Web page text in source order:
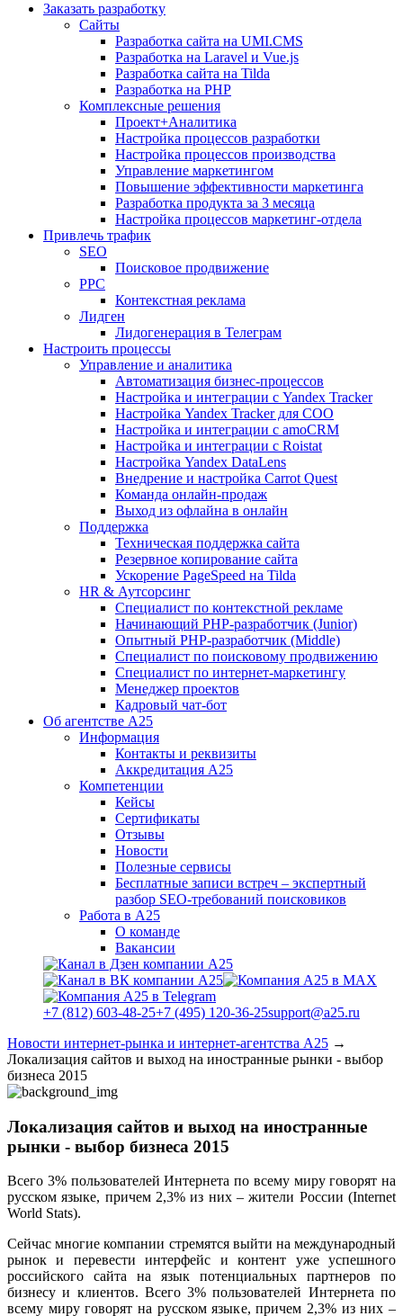
Заказать разработку
Сайты
Разработка сайта на UMI.CMS
Разработка на Laravel и Vue.js
Разработка сайта на Tilda
Разработка на PHP
Комплексные решения
Проект+Аналитика
Настройка процессов разработки
Настройка процессов производства
Управление маркетингом
Повышение эффективности маркетинга
Разработка продукта за 3 месяца
Настройка процессов маркетинг-отдела
Привлечь трафик
SEO
Поисковое продвижение
PPC
Контекстная реклама
Лидген
Лидогенерация в Телеграм
Настроить процессы
Управление и аналитика
Автоматизация бизнес-процессов
Настройка и интеграции с Yandex Tracker
Настройка Yandex Tracker для СОО
Настройка и интеграции с amoCRM
Настройка и интеграции с Roistat
Настройка Yandex DataLens
Внедрение и настройка Carrot Quest
Команда онлайн-продаж
Выход из офлайна в онлайн
Поддержка
Техническая поддержка сайта
Резервное копирование сайта
Ускорение PageSpeed на Tilda
HR & Аутсорсинг
Специалист по контекстной рекламе
Начинающий PHP-разработчик (Junior)
Опытный PHP-разработчик (Middle)
Специалист по поисковому продвижению
Специалист по интернет-маркетингу
Менеджер проектов
Кадровый чат-бот
Об агентстве А25
Информация
Контакты и реквизиты
Аккредитация А25
Компетенции
Кейсы
Сертификаты
Отзывы
Новости
Полезные сервисы
Бесплатные записи встреч – экспертный
разбор SEO-требований поисковиков
Работа в А25
О команде
Вакансии
+7 (812) 603-48-25+7 (495) 120-36-25support@a25.ru
Новости интернет-рынка и интернет-агентства А25 →
Локализация сайтов и выход на иностранные рынки - выбор
бизнеса 2015
Локализация сайтов и выход на иностранные
рынки - выбор бизнеса 2015
Всего 3% пользователей Интернета по всему миру говорят на
русском языке, причем 2,3% из них – жители России (Internet
World Stats).
Сейчас многие компании стремятся выйти на международный
рынок и перевести интерфейс и контент уже успешного
российского сайта на язык потенциальных партнеров по
бизнесу и клиентов. Всего 3% пользователей Интернета по
всему миру говорят на русском языке, причем 2,3% из них –